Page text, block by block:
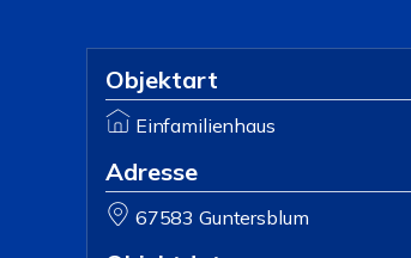
Objektart
Einfamilienhaus
Adresse
67583 Guntersblum